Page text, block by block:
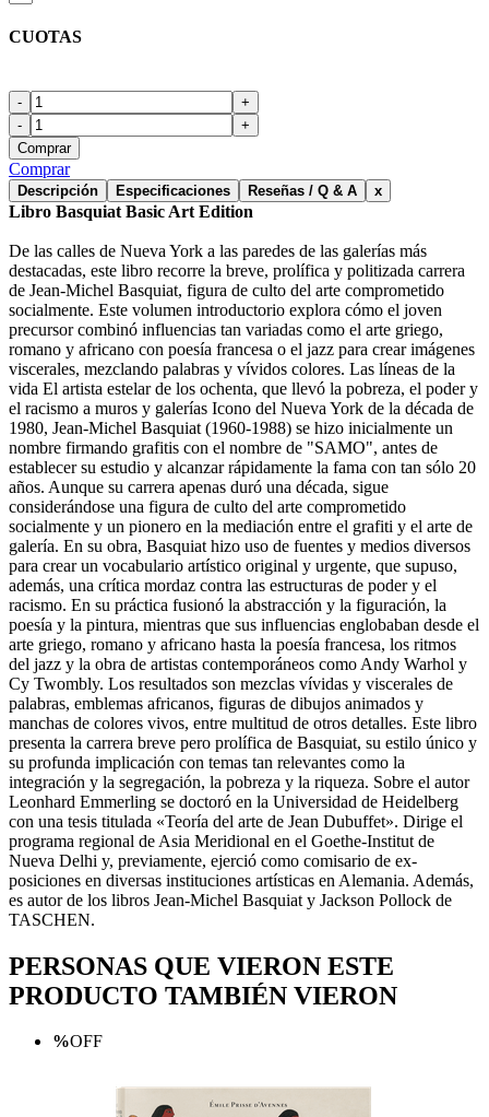
CUOTAS
-
+
-
+
Comprar
Comprar
Descripción Especificaciones Reseñas / Q & A x
Libro Basquiat Basic Art Edition
De las calles de Nueva York a las paredes de las galerías más
destacadas, este libro recorre la breve, prolífica y politizada carrera
de Jean-Michel Basquiat, figura de culto del arte comprometido
socialmente. Este volumen introductorio explora cómo el joven
precursor combinó influencias tan variadas como el arte griego,
romano y africano con poesía francesa o el jazz para crear imágenes
viscerales, mezclando palabras y vívidos colores. Las líneas de la
vida El artista estelar de los ochenta, que llevó la pobreza, el poder y
el racismo a muros y galerías Icono del Nueva York de la década de
1980, Jean-Michel Basquiat (1960-1988) se hizo inicialmente un
nombre firmando grafitis con el nombre de "SAMO", antes de
establecer su estudio y alcanzar rápidamente la fama con tan sólo 20
años. Aunque su carrera apenas duró una década, sigue
considerándose una figura de culto del arte comprometido
socialmente y un pionero en la mediación entre el grafiti y el arte de
galería. En su obra, Basquiat hizo uso de fuentes y medios diversos
para crear un vocabulario artístico original y urgente, que supuso,
además, una crítica mordaz contra las estructuras de poder y el
racismo. En su práctica fusionó la abstracción y la figuración, la
poesía y la pintura, mientras que sus influencias englobaban desde el
arte griego, romano y africano hasta la poesía francesa, los ritmos
del jazz y la obra de artistas contemporáneos como Andy Warhol y
Cy Twombly. Los resultados son mezclas vívidas y viscerales de
palabras, emblemas africanos, figuras de dibujos animados y
manchas de colores vivos, entre multitud de otros detalles. Este libro
presenta la carrera breve pero prolífica de Basquiat, su estilo único y
su profunda implicación con temas tan relevantes como la
integración y la segregación, la pobreza y la riqueza. Sobre el autor
Leonhard Emmerling se doctoró en la Uni­versidad de Heidelberg
con una tesis titulada «Teoría del arte de Jean Dubuffet». Dirige el
programa regional de Asia Meridional en el Goethe-Institut de
Nueva Delhi y, previamente, ejerció como comisario de ­ex­
posiciones en diversas instituciones artísticas en Alemania. Además,
es autor de los libros Jean-Michel Basquiat y Jackson Pollock de
TASCHEN.
PERSONAS QUE VIERON ESTE
PRODUCTO TAMBIÉN VIERON
%OFF